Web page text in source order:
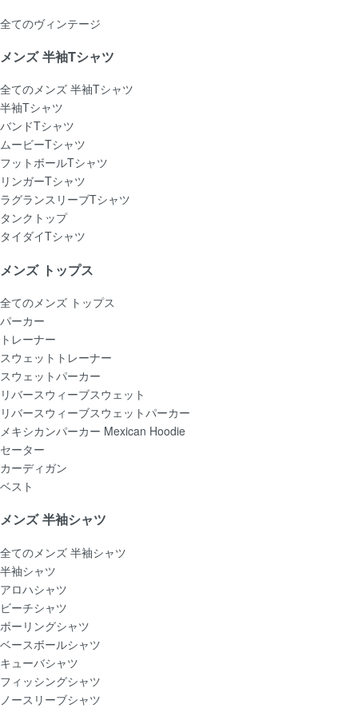
全てのヴィンテージ
メンズ 半袖Tシャツ
全てのメンズ 半袖Tシャツ
半袖Tシャツ
バンドTシャツ
ムービーTシャツ
フットボールTシャツ
リンガーTシャツ
ラグランスリーブTシャツ
タンクトップ
タイダイTシャツ
メンズ トップス
全てのメンズ トップス
パーカー
トレーナー
スウェットトレーナー
スウェットパーカー
リバースウィーブスウェット
リバースウィーブスウェットパーカー
メキシカンパーカー Mexican Hoodie
セーター
カーディガン
ベスト
メンズ 半袖シャツ
全てのメンズ 半袖シャツ
半袖シャツ
アロハシャツ
ビーチシャツ
ボーリングシャツ
ベースボールシャツ
キューバシャツ
フィッシングシャツ
ノースリーブシャツ